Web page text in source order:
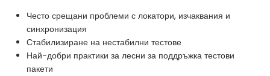
Често срещани проблеми с локатори, изчаквания и
синхронизация
Стабилизиране на нестабилни тестове
Най-добри практики за лесни за поддръжка тестови
пакети